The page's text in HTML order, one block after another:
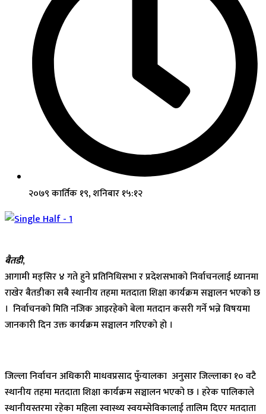
२०७९ कार्तिक १९, शनिबार १५:१२
बैतडी,
आगामी मङ्सिर ४ गते हुने प्रतिनिधिसभा र प्रदेशसभाको निर्वाचनलाई ध्यानमा
राखेर बैतडीका सबै स्थानीय तहमा मतदाता शिक्षा कार्यक्रम सञ्चालन भएको छ
। निर्वाचनको मिति नजिक आइरहेको बेला मतदान कसरी गर्ने भन्ने विषयमा
जानकारी दिन उक्त कार्यक्रम सञ्चालन गरिएको हो ।
जिल्ला निर्वाचन अधिकारी माधवप्रसाद फुँयालका अनुसार जिल्लाका १० वटै
स्थानीय तहमा मतदाता शिक्षा कार्यक्रम सञ्चालन भएको छ । हरेक पालिकाले
स्थानीयस्तरमा रहेका महिला स्वास्थ्य स्वयम्सेविकालाई तालिम दिएर मतदाता